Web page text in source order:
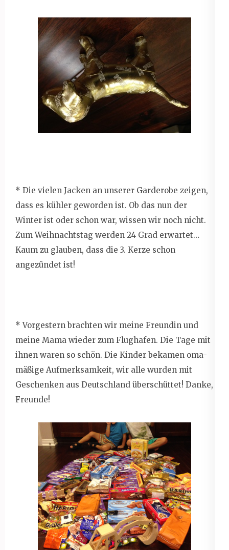
* Die vielen Jacken an unserer Garderobe zeigen,
dass es kühler geworden ist. Ob das nun der
Winter ist oder schon war, wissen wir noch nicht.
Zum Weihnachtstag werden 24 Grad erwartet…
Kaum zu glauben, dass die 3. Kerze schon
angezündet ist!
* Vorgestern brachten wir meine Freundin und
meine Mama wieder zum Flughafen. Die Tage mit
ihnen waren so schön. Die Kinder bekamen oma-
mäßige Aufmerksamkeit, wir alle wurden mit
Geschenken aus Deutschland überschüttet! Danke,
Freunde!